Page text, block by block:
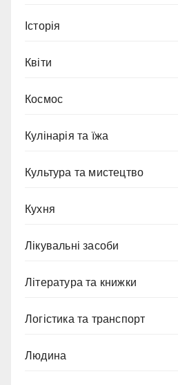
Історія
Квіти
Космос
Кулінарія та їжа
Культура та мистецтво
Кухня
Лікувальні засоби
Література та книжки
Логістика та транспорт
Людина